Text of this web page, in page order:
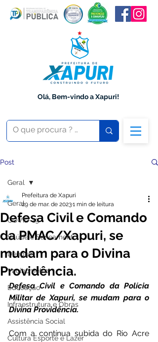
Olá, Bem-vindo a Xapuri!
Post
Geral
COVID-19
Saúde e Saneamento
Dengue
Vacinômetro
Educação
Infraestrutura e Obras
Assistência Social
Cultura Esporte e Lazer
Geral
Defesa Civil e Comando
da PMAC/Xapuri, se
mudam para o Divina
Providência.
Prefeitura de Xapuri
29 de mar. de 20231 min de leitura
Defesa Civil e Comando da Polícia
Militar de Xapuri, se mudam para o
Divina Providência.
Com a contínua subida do Rio Acre